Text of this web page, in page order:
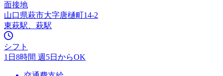
面接地
山口県萩市大字唐樋町14-2
東萩駅、萩駅
シフト
1日8時間 週5日からOK